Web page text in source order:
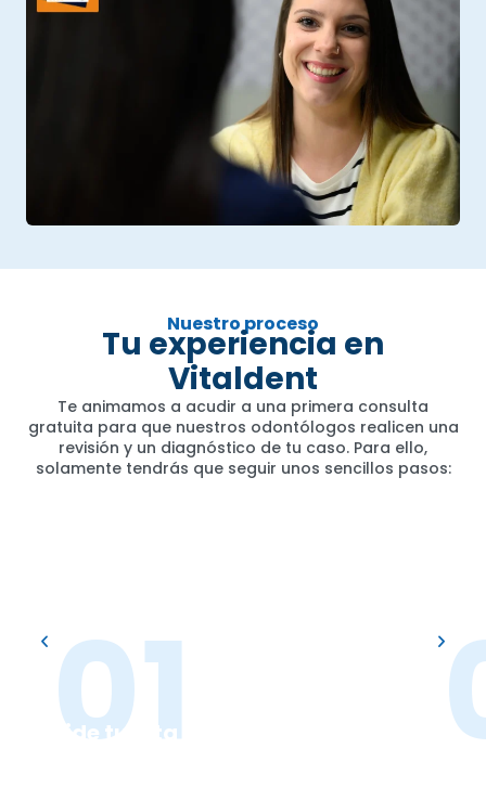
Nuestro proceso
Tu experiencia en
Vitaldent
Te animamos a acudir a una primera consulta
gratuita para que nuestros odontólogos realicen una
revisión y un diagnóstico de tu caso. Para ello,
solamente tendrás que seguir unos sencillos pasos:
01
Pide tu cita y anótala en tu